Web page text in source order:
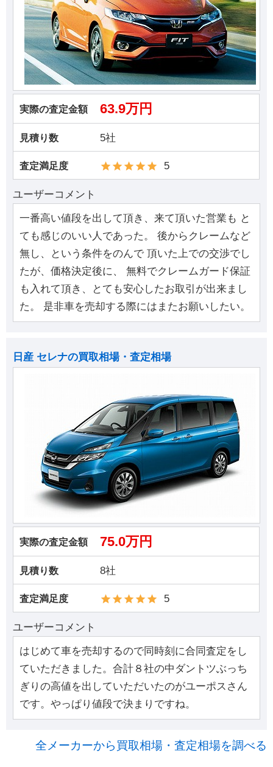
実際の査定金額 63.9万円
見積り数 5社
査定満足度 5
ユーザーコメント
一番高い値段を出して頂き、来て頂いた営業も と
ても感じのいい人であった。 後からクレームなど
無し、という条件をのんで 頂いた上での交渉でし
たが、価格決定後に、 無料でクレームガード保証
も入れて頂き、とても安心したお取引が出来まし
た。 是非車を売却する際にはまたお願いしたい。
日産 セレナの買取相場・査定相場
実際の査定金額 75.0万円
見積り数 8社
査定満足度 5
ユーザーコメント
はじめて車を売却するので同時刻に合同査定をし
ていただきました。合計８社の中ダントツぶっち
ぎりの高値を出していただいたのがユーポスさん
です。やっぱり値段で決まりですね。
全メーカーから買取相場・査定相場を調べる